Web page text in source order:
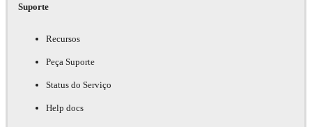
Suporte
Recursos
Peça Suporte
Status do Serviço
Help docs